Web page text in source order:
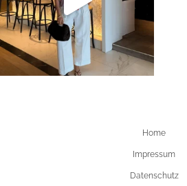
Home
Impressum
Datenschutz